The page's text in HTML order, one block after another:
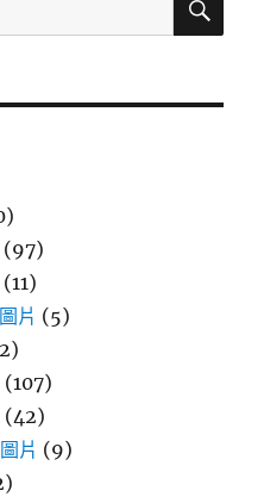
(97)
(11)
片 (5)
(107)
(42)
片 (9)